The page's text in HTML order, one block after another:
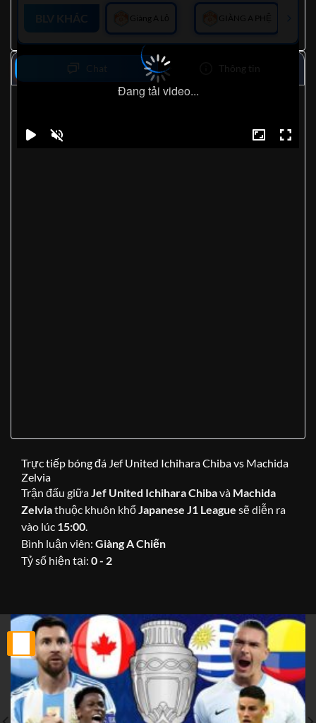
Đang tải video...
BLV KHÁC Giàng A Lỏ GIÀNG A PHỆ
Chat Thông tin
Trực tiếp bóng đá Jef United Ichihara Chiba vs Machida
Zelvia
Trận đấu giữaJef United Ichihara Chibavà Machida
Zelviathuộc khuôn khổJapanese J1 League sẽ diễn ra
vào lúc 15:00.
Bình luận viên: Giàng A Chiến
Tỷ số hiện tại: 0 - 2